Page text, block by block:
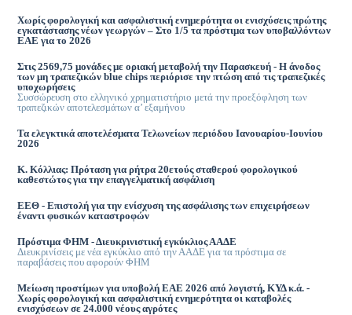
Χωρίς φορολογική και ασφαλιστική ενημερότητα οι ενισχύσεις πρώτης
εγκατάστασης νέων γεωργών – Στο 1/5 τα πρόστιμα των υποβαλλόντων
ΕΑΕ για το 2026
Στις 2569,75 μονάδες με οριακή μεταβολή την Παρασκευή - Η άνοδος
των μη τραπεζικών blue chips περιόρισε την πτώση από τις τραπεζικές
υποχωρήσεις
Συσσώρευση στο ελληνικό χρηματιστήριο μετά την προεξόφληση των
τραπεζικών αποτελεσμάτων α’ εξαμήνου
Τα ελεγκτικά αποτελέσματα Τελωνείων περιόδου Ιανουαρίου-Ιουνίου
2026
Κ. Κόλλιας: Πρόταση για ρήτρα 20ετούς σταθερού φορολογικού
καθεστώτος για την επαγγελματική ασφάλιση
ΕΕΘ - Επιστολή για την ενίσχυση της ασφάλισης των επιχειρήσεων
έναντι φυσικών καταστροφών
Πρόστιμα ΦΗΜ - Διευκρινιστική εγκύκλιος ΑΑΔΕ
Διευκρινίσεις με νέα εγκύκλιο από την ΑΑΔΕ για τα πρόστιμα σε
παραβάσεις που αφορούν ΦΗΜ
Μείωση προστίμων για υποβολή ΕΑΕ 2026 από λογιστή, ΚΥΔ κ.ά. -
Χωρίς φορολογική και ασφαλιστική ενημερότητα οι καταβολές
ενισχύσεων σε 24.000 νέους αγρότες